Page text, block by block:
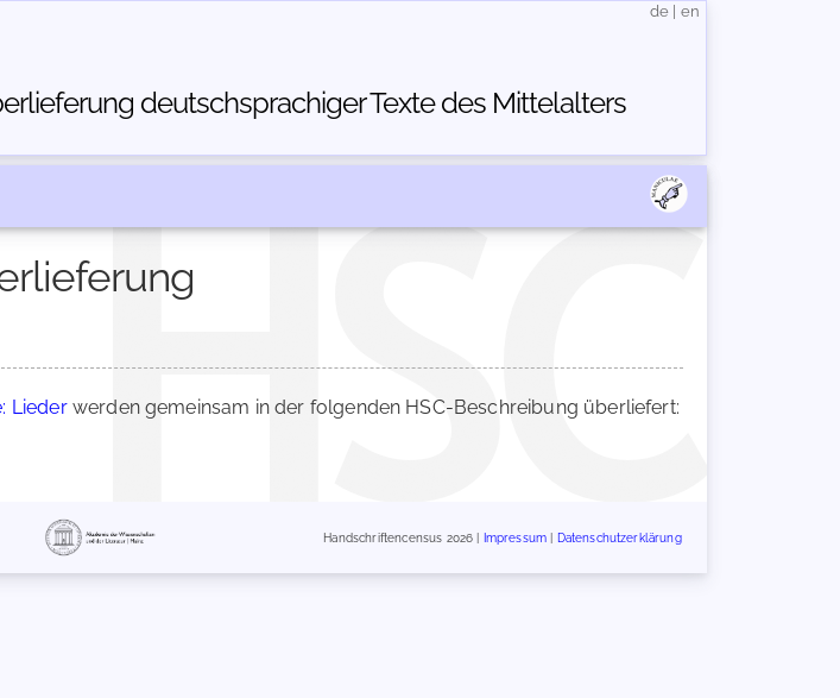
deutschsprachiger Texte des Mittelalters
de en
Liederwerden gemeinsam in der folgenden HSC-Beschreibung überliefert:
Handschriftencensus 2026 | Impressum Datenschutzerklärung